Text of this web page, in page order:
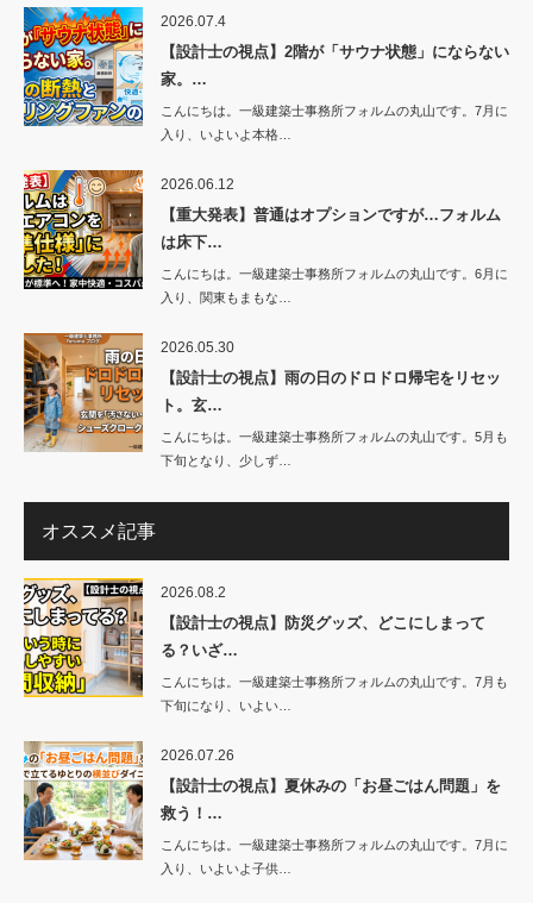
2026.07.4
【設計士の視点】2階が「サウナ状態」にならない
家。…
こんにちは。一級建築士事務所フォルムの丸山です。7月に
入り、いよいよ本格…
2026.06.12
【重大発表】普通はオプションですが…フォルム
は床下…
こんにちは。一級建築士事務所フォルムの丸山です。6月に
入り、関東もまもな…
2026.05.30
【設計士の視点】雨の日のドロドロ帰宅をリセッ
ト。玄…
こんにちは。一級建築士事務所フォルムの丸山です。5月も
下旬となり、少しず…
オススメ記事
2026.08.2
【設計士の視点】防災グッズ、どこにしまって
る？いざ…
こんにちは。一級建築士事務所フォルムの丸山です。7月も
下旬になり、いよい…
2026.07.26
【設計士の視点】夏休みの「お昼ごはん問題」を
救う！…
こんにちは。一級建築士事務所フォルムの丸山です。7月に
入り、いよいよ子供…